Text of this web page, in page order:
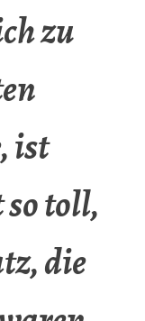
zu
ist
toll,
die